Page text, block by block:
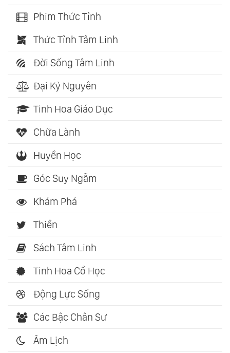
Phim Thức Tỉnh
Thức Tỉnh Tâm Linh
Đời Sống Tâm Linh
Đại Kỷ Nguyên
Tinh Hoa Giáo Dục
Chữa Lành
Huyền Học
Góc Suy Ngẫm
Khám Phá
Thiền
Sách Tâm Linh
Tinh Hoa Cổ Học
Động Lực Sống
Các Bậc Chân Sư
Âm Lịch